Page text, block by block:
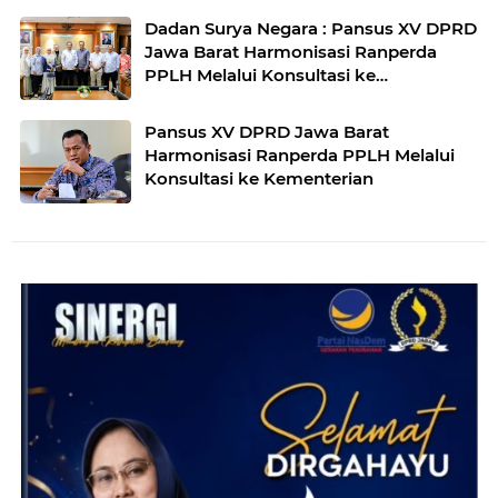
Dadan Surya Negara : Pansus XV DPRD
Jawa Barat Harmonisasi Ranperda
PPLH Melalui Konsultasi ke
Pansus XV DPRD Jawa Barat
Harmonisasi Ranperda PPLH Melalui
Konsultasi ke Kementerian